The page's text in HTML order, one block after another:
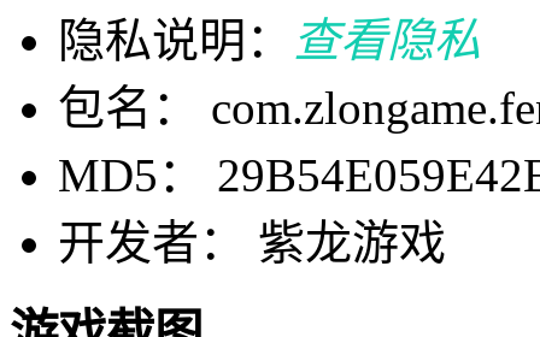
隐私说明：
查看隐私
包名：
MD5：
开发者： 紫龙游戏